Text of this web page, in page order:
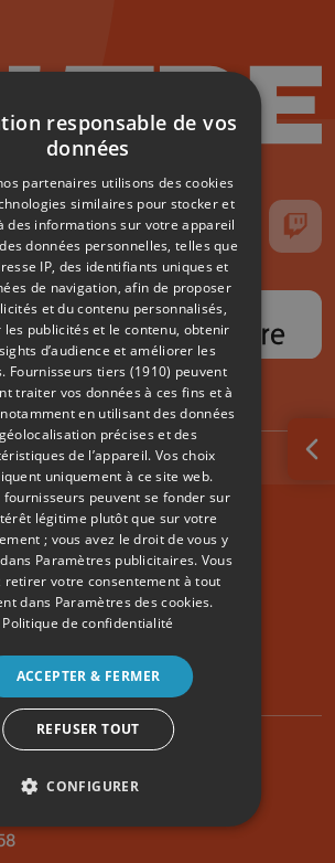
nous sur Instagram
Suivez-nous sur TikTokSuivez-nous sur YouTube
Suivez-nous
et la diversité
responsable de vos
données
partenaires utilisons des cookies
similaires pour stocker et
des informations sur votre appareil
données personnelles, telles que
IP, des identifiants uniques et
de navigation, afin de proposer
et du contenu personnalisés,
les publicités et le contenu, obtenir
d’audience et améliorer les
Fournisseurs tiers (1910) peuvent
traiter vos données à ces fins et à
notamment en utilisant des données
précises et des
de l’appareil. Vos choix
uniquement à ce site web.
fournisseurs peuvent se fonder sur
légitime plutôt que sur votre
; vous avez le droit de vous y
Paramètres publicitaires. Vous
retirer votre consentement à tout
dans Paramètres des cookies.
Politique de confidentialité
ACCEPTER & FERMER
REFUSER TOUT
CONFIGURER